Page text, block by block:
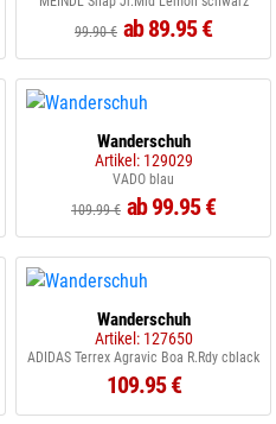
99.90 € ab 89.95 €
Wanderschuh
Artikel: 129029
VADO blau
109.99 € ab 99.95 €
Wanderschuh
Artikel: 127650
ADIDAS Terrex Agravic Boa R.Rdy cblack
109.95 €